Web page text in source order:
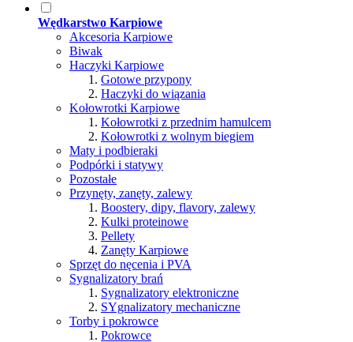
Wędkarstwo Karpiowe
Akcesoria Karpiowe
Biwak
Haczyki Karpiowe
Gotowe przypony
Haczyki do wiązania
Kołowrotki Karpiowe
Kołowrotki z przednim hamulcem
Kołowrotki z wolnym biegiem
Maty i podbieraki
Podpórki i statywy
Pozostałe
Przynęty, zanęty, zalewy
Boostery, dipy, flavory, zalewy
Kulki proteinowe
Pellety
Zanęty Karpiowe
Sprzęt do nęcenia i PVA
Sygnalizatory brań
Sygnalizatory elektroniczne
SYgnalizatory mechaniczne
Torby i pokrowce
Pokrowce